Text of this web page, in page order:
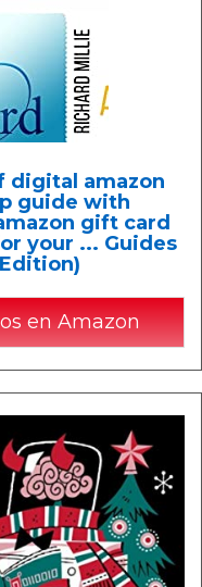
digital amazon
guide with
gift card
your ... Guides
en Amazon